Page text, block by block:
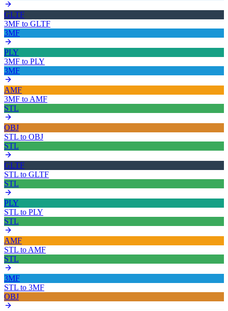
GLTF
3MF to GLTF
3MF
PLY
3MF to PLY
3MF
AMF
3MF to AMF
STL
OBJ
STL to OBJ
STL
GLTF
STL to GLTF
STL
PLY
STL to PLY
STL
AMF
STL to AMF
STL
3MF
STL to 3MF
OBJ